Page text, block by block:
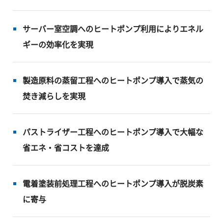
サーバー室空調へのヒートポンプ利用によりエネル
ギーの効率化を実現
製造原料の蒸留工程へのヒートポンプ導入で蒸気の
焚き減らしを実現
パストライザー工程へのヒートポンプ導入で大幅な
省エネ・省コストを達成
電着塗装前処理工程へのヒートポンプ導入が脱炭素
に寄与